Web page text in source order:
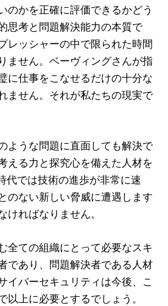
のかを正確に評価できるかどう
考と問題解決能力の本質で
レッシャーの中で限られた時間
ません。ベーヴィングさんが指
に仕事をこなせるだけの十分な
ません。それが私たちの現実で
ような問題に直面しても解決で
える力と探究心を備えた人材を
代では技術の進歩が非常に速
のない新しい脅威に遭遇します
ければなりません。
全ての組織にとって必要なスキ
であり、問題解決者である人材
イバーセキュリティは今後、こ
以上に必要とするでしょう。